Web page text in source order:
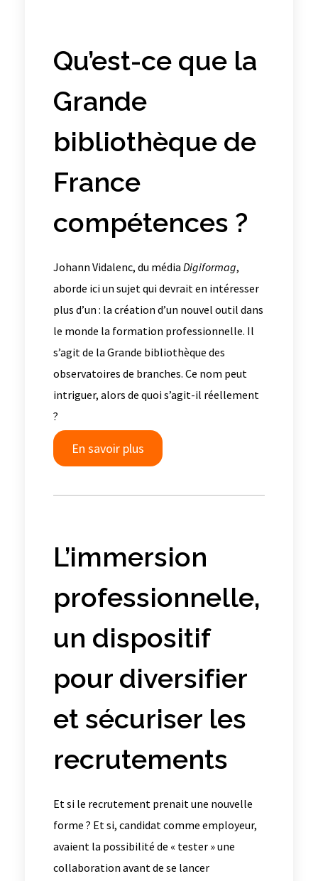
Qu’est-ce que la
Grande
bibliothèque de
France
compétences ?
Johann Vidalenc, du média Digiformag,
aborde ici un sujet qui devrait en intéresser
plus d’un : la création d’un nouvel outil dans
le monde la formation professionnelle. Il
s’agit de la Grande bibliothèque des
observatoires de branches. Ce nom peut
intriguer, alors de quoi s’agit-il réellement
?
En savoir plus
L’immersion
professionnelle,
un dispositif
pour diversifier
et sécuriser les
recrutements
Et si le recrutement prenait une nouvelle
forme ? Et si, candidat comme employeur,
avaient la possibilité de « tester » une
collaboration avant de se lancer